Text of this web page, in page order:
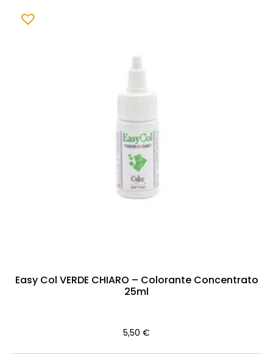
Easy Col VERDE CHIARO – Colorante Concentrato
25ml
5,50 €